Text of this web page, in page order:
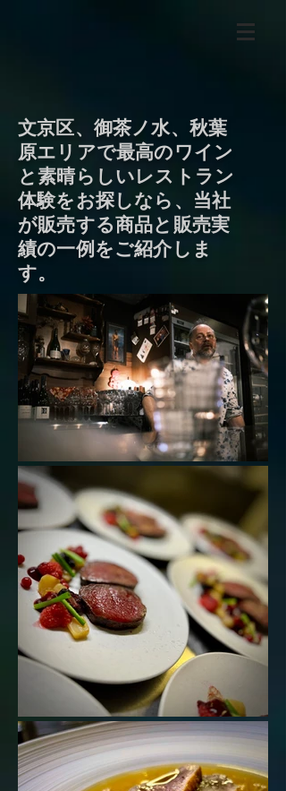
文京区、御茶ノ水、秋葉
原エリアで最高のワイン
と素晴らしいレストラン
体験をお探しなら、当社
が販売する商品と販売実
績の一例をご紹介しま
す。